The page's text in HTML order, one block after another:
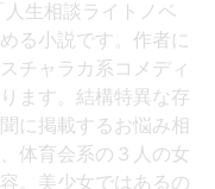
生相談ライトノベ
る小説です。作者に
チャラカ系コメディ
ます。結構特異な存
に掲載するお悩み相
体育会系の３人の女
。美少女ではあるの